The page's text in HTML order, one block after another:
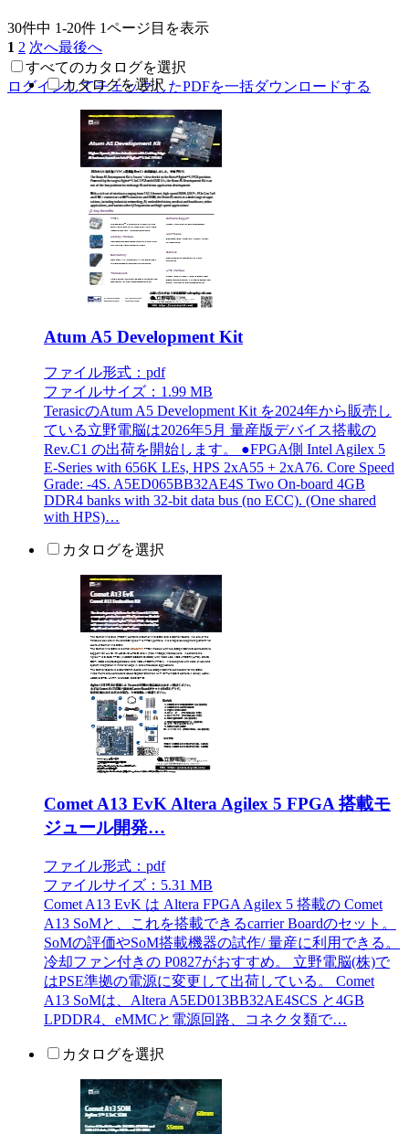
30件中 1-20件 1ページ目を表示
1 2 次へ最後へ
すべてのカタログを選択
ログインしてチェックしたPDFを一括ダウンロードする
カタログを選択
Atum A5 Development Kit
ファイル形式：pdf
ファイルサイズ：1.99 MB
TerasicのAtum A5 Development Kit を2024年から販売し
ている立野電脳は2026年5月 量産版デバイス搭載の
Rev.C1 の出荷を開始します。 ●FPGA側 Intel Agilex 5
E-Series with 656K LEs, HPS 2xA55 + 2xA76. Core Speed
Grade: -4S. A5ED065BB32AE4S Two On-board 4GB
DDR4 banks with 32-bit data bus (no ECC). (One shared
with HPS)…
カタログを選択
Comet A13 EvK Altera Agilex 5 FPGA 搭載モ
ジュール開発…
ファイル形式：pdf
ファイルサイズ：5.31 MB
Comet A13 EvK は Altera FPGA Agilex 5 搭載の Comet
A13 SoMと、これを搭載できるcarrier Boardのセット。
SoMの評価やSoM搭載機器の試作/ 量産に利用できる。
冷却ファン付きの P0827がおすすめ。 立野電脳(株)で
はPSE準拠の電源に変更して出荷している。 Comet
A13 SoMは、Altera A5ED013BB32AE4SCS と4GB
LPDDR4、eMMCと電源回路、コネクタ類で…
カタログを選択